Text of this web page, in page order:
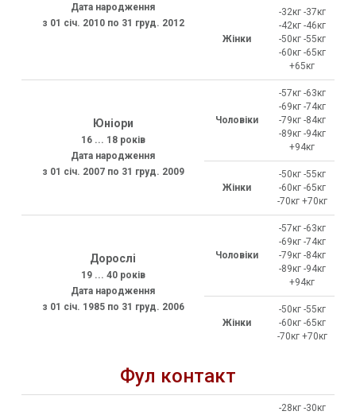
Дата народження
з 01 січ. 2010 по 31 груд. 2012
Жінки
-32кг -37кг
-42кг -46кг
-50кг -55кг
-60кг -65кг
+65кг
Юніори
16 ... 18 років
Дата народження
з 01 січ. 2007 по 31 груд. 2009
Чоловіки
-57кг -63кг
-69кг -74кг
-79кг -84кг
-89кг -94кг
+94кг
Жінки
-50кг -55кг
-60кг -65кг
-70кг +70кг
Дорослі
19 ... 40 років
Дата народження
з 01 січ. 1985 по 31 груд. 2006
Чоловіки
-57кг -63кг
-69кг -74кг
-79кг -84кг
-89кг -94кг
+94кг
Жінки
-50кг -55кг
-60кг -65кг
-70кг +70кг
Фул контакт
-28кг -30кг